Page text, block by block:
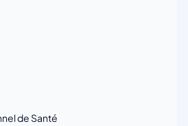
de Santé